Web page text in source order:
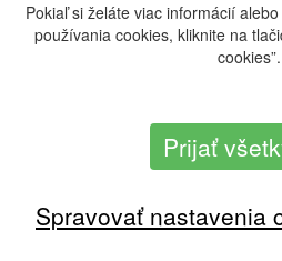
Detail pobytu| Overiť
Pokiaľ si želáte viac informácií
používania cookies, kliknite na
cookies”.
Prijať
Spravovať nastavenia